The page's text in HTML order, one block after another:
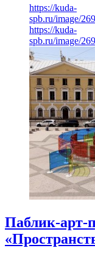
https://kuda-
spb.ru/image/
https://kuda-
spb.ru/image/
Паблик-арт-